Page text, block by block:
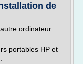
de
ordinateur
portables HP et